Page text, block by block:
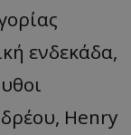
ενδεκάδα,
Henry